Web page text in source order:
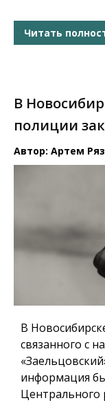
Читать
В
полиции
Автор: Артем
В
связанного с
информация
Центрального